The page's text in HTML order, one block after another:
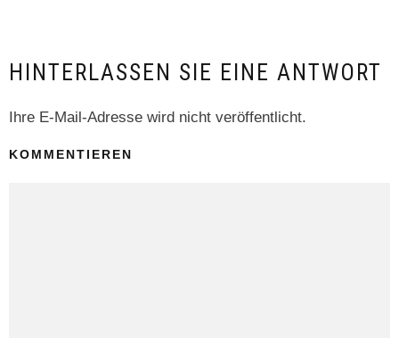
HINTERLASSEN SIE EINE ANTWORT
Ihre E-Mail-Adresse wird nicht veröffentlicht.
KOMMENTIEREN